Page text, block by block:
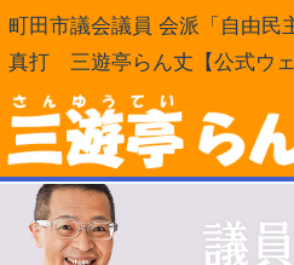
町田市議会議員 会派「自由民
真打 三遊亭らん丈【公式ウェ